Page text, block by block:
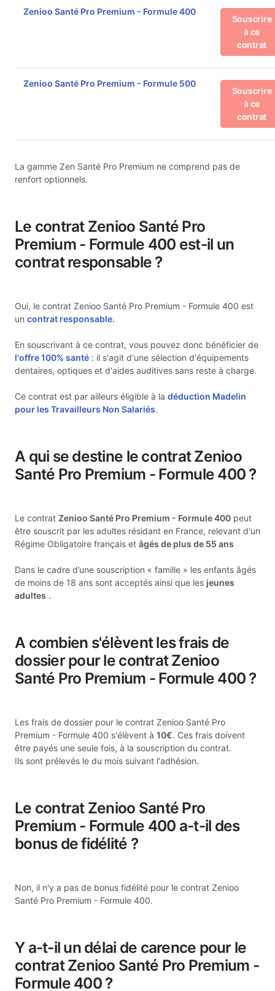
Zenioo Santé Pro Premium - Formule 400
Souscrire
à ce
contrat
Zenioo Santé Pro Premium - Formule 500
Souscrire
à ce
contrat
La gamme Zen Santé Pro Premium ne comprend pas de
renfort optionnels.
Le contrat Zenioo Santé Pro
Premium - Formule 400 est-il un
contrat responsable ?
Oui, le contrat Zenioo Santé Pro Premium - Formule 400 est
un contrat responsable.
En souscrivant à ce contrat, vous pouvez donc bénéficier de
l'offre 100% santé : il s'agit d'une sélection d'équipements
dentaires, optiques et d'aides auditives sans reste à charge.
Ce contrat est par ailleurs éligible à la déduction Madelin
pour les Travailleurs Non Salariés.
A qui se destine le contrat Zenioo
Santé Pro Premium - Formule 400 ?
Le contrat Zenioo Santé Pro Premium - Formule 400 peut
être souscrit par les adultes résidant en France, relevant d'un
Régime Obligatoire français et âgés de plus de 55 ans
Dans le cadre d’une souscription « famille » les enfants âgés
de moins de 18 ans sont acceptés ainsi que les jeunes
adultes .
A combien s'élèvent les frais de
dossier pour le contrat Zenioo
Santé Pro Premium - Formule 400 ?
Les frais de dossier pour le contrat Zenioo Santé Pro
Premium - Formule 400 s'élèvent à 10€. Ces frais doivent
être payés une seule fois, à la souscription du contrat.
Ils sont prélevés le du mois suivant l'adhésion.
Le contrat Zenioo Santé Pro
Premium - Formule 400 a-t-il des
bonus de fidélité ?
Non, il n'y a pas de bonus fidélité pour le contrat Zenioo
Santé Pro Premium - Formule 400.
Y a-t-il un délai de carence pour le
contrat Zenioo Santé Pro Premium -
Formule 400 ?